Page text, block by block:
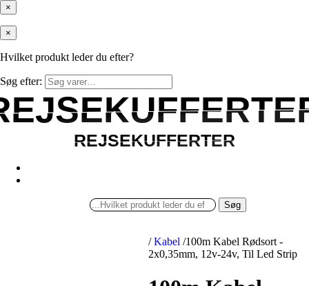
×
×
Hvilket produkt leder du efter?
Søg efter:
REJSEKUFFERTER
REJSEKUFFERTER
Søg
/ Kabel /100m Kabel Rødsort -
2x0,35mm, 12v-24v, Til Led Strip